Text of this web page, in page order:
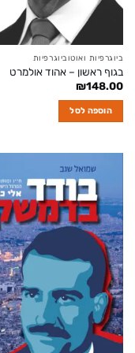
ביוגרפיות ואוטוביוגרפיות
בגוף ראשון – אהוד אולמרט
₪148.00
הוספה לסל